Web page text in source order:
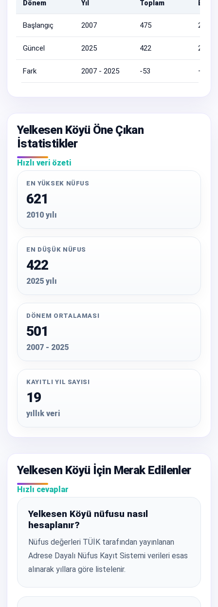
Dönem Yıl Toplam Erkek
Başlangıç 2007 475 225
Güncel 2025 422 213
Fark 2007 - 2025 -53 —
Yelkesen Köyü Öne Çıkan
İstatistikler
Hızlı veri özeti
EN YÜKSEK NÜFUS
621
2010 yılı
EN DÜŞÜK NÜFUS
422
2025 yılı
DÖNEM ORTALAMASI
501
2007 - 2025
KAYITLI YIL SAYISI
19
yıllık veri
Yelkesen Köyü İçin Merak Edilenler
Hızlı cevaplar
Yelkesen Köyü nüfusu nasıl
hesaplanır?
Nüfus değerleri TÜİK tarafından yayınlanan
Adrese Dayalı Nüfus Kayıt Sistemi verileri esas
alınarak yıllara göre listelenir.